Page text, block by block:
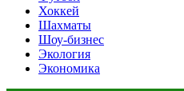
Хоккей
Шахматы
Шоу-бизнес
Экология
Экономика